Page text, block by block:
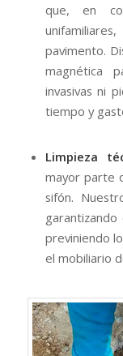
que, en
pavimento.
magnética
invasivas ni
tiempo y
Limpieza
mayor parte
sifón.
previniendo
el mobiliario